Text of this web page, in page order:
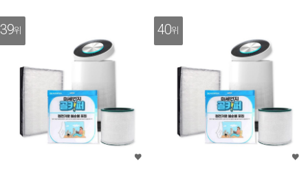
39위 40위